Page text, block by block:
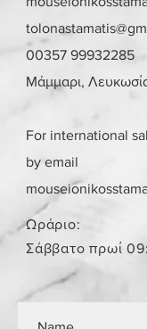
αντίστοιχα, μετά
Γίνονται
εντός 10
μεταφορικών
στην ίδια
Το κόστος
παραλήπτη
αντικειμένων.
Τα αντικείμενα
καινούργια.
00357 99932285
Μάμμαρι,
For international
by email
Ωράριο:
Σάββατο πρωί